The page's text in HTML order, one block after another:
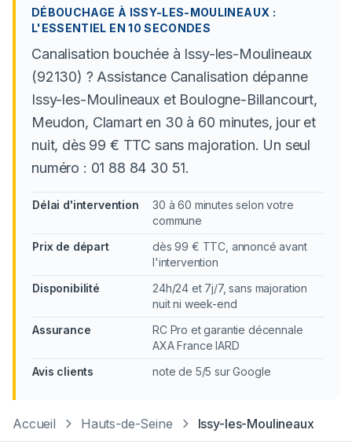
DÉBOUCHAGE À ISSY-LES-MOULINEAUX :
L'ESSENTIEL EN 10 SECONDES
Canalisation bouchée à Issy-les-Moulineaux
(92130) ? Assistance Canalisation dépanne
Issy-les-Moulineaux et Boulogne-Billancourt,
Meudon, Clamart en 30 à 60 minutes, jour et
nuit, dès 99 € TTC sans majoration. Un seul
numéro : 01 88 84 30 51.
Délai d'intervention
30 à 60 minutes selon votre
commune
Prix de départ
dès 99 € TTC, annoncé avant
l'intervention
Disponibilité
24h/24 et 7j/7, sans majoration
nuit ni week-end
Assurance
RC Pro et garantie décennale
AXA France IARD
Avis clients
note de 5/5 sur Google
Accueil Hauts-de-Seine Issy-les-Moulineaux